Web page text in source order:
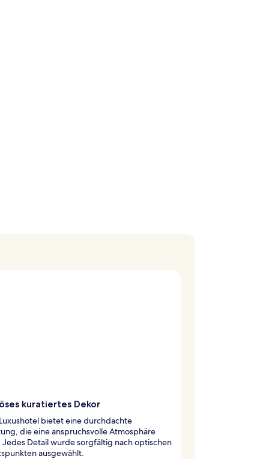
kuratiertes Dekor
bietet eine durchdachte
die eine anspruchsvolle Atmosphäre
Detail wurde sorgfältig nach optischen
ausgewählt.